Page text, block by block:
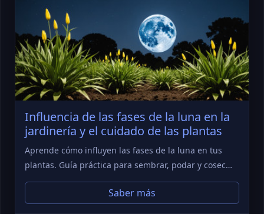
Influencia de las fases de la luna en la
jardinería y el cuidado de las plantas
Aprende cómo influyen las fases de la luna en tus
plantas. Guía práctica para sembrar, podar y cosec…
Saber más